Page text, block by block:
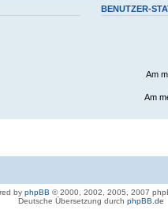
BENUTZER-
Am
Am
by phpBB © 2000, 2002, 2005, 2007
Deutsche Übersetzung durch phpBB.de